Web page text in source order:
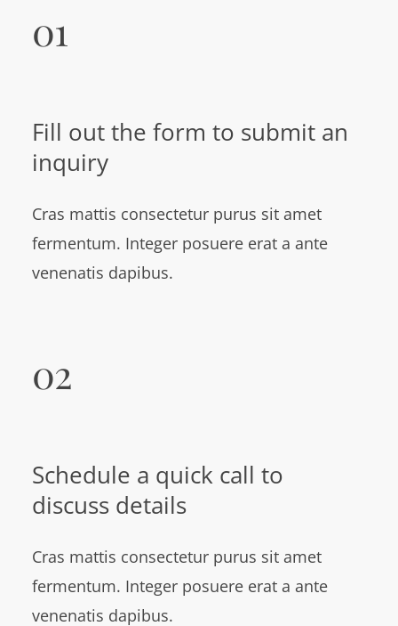
02
01
Schedule a quick call to
discuss details
Fill out the form to submit an
inquiry
Cras mattis consectetur purus sit amet
fermentum. Integer posuere erat a ante
venenatis dapibus.
Cras mattis consectetur purus sit amet
fermentum. Integer posuere erat a ante
venenatis dapibus.